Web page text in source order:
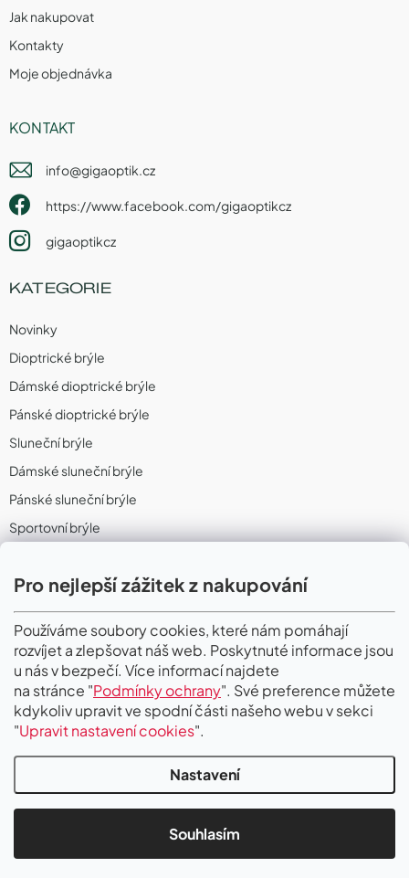
Pro nejlepší zážitek z nakupování
Používáme soubory cookies, které nám pomáhají
rozvíjet a zlepšovat náš web. Poskytnuté informace jsou
u nás v bezpečí. Více informací najdete
na stránce "Podmínky ochrany". Své preference můžete
kdykoliv upravit ve spodní části našeho webu v sekci
"Upravit nastavení cookies".
Nastavení
Souhlasím
Jak nakupovat
Kontakty
Moje objednávka
KONTAKT
info@gigaoptik.cz
https://www.facebook.com/gigaoptikcz
gigaoptikcz
KATEGORIE
Novinky
Dioptrické brýle
Dámské dioptrické brýle
Pánské dioptrické brýle
Sluneční brýle
Dámské sluneční brýle
Pánské sluneční brýle
Sportovní brýle
Sportovní dioptrické brýle
II. Jakost
PŘIJÍMÁME ONLINE PLATBY
Copyright 2026Gigaoptik. Všechna práva vyhrazena.Upravit nastavení
cookies